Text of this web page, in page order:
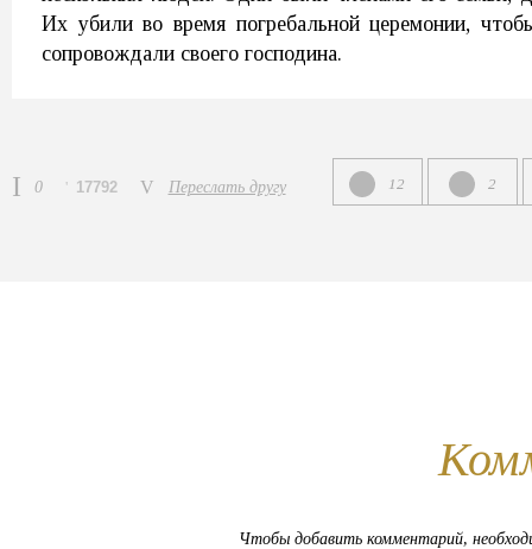
Их убили во время погребальной церемонии,
сопровождали своего господина.
0 17792 Переслать другу 12 2
Чтобы добавить комментарий,